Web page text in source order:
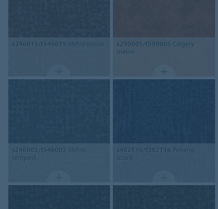
s246015/t546015 Metro cocoa s290005/t590005 Calgary
melon
s246002/t546002 Metro
tempest
s482116/t382116 Penang
azure